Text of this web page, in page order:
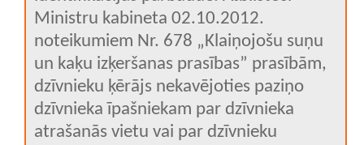
Ministru kabineta 02.10.2012.
noteikumiem Nr. 678 „Klaiņojošu suņu
un kaķu izķeršanas prasības” prasībām,
dzīvnieku ķērājs nekavējoties paziņo
dzīvnieka īpašniekam par dzīvnieka
atrašanās vietu vai par dzīvnieku